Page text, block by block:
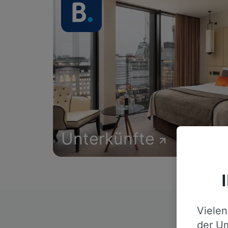
Unterkünfte
der